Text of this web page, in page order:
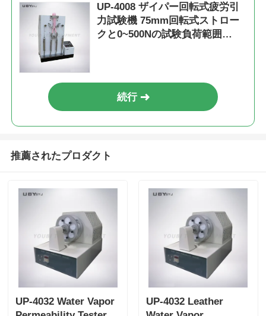
UP-4008 ザイパー回転式疲労引
力試験機 75mm回転式ストロー
クと0~500Nの試験負荷範囲
続行
推薦されたプロダクト
UP-4032 Water Vapor
UP-4032 Leather